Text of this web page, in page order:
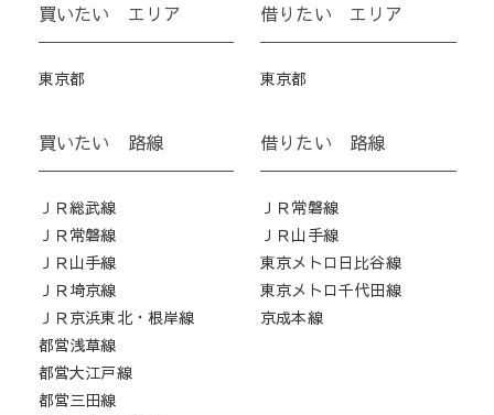
買いたい エリア
東京都
買いたい 路線
ＪＲ総武線
ＪＲ常磐線
ＪＲ山手線
ＪＲ埼京線
ＪＲ京浜東北・根岸線
都営浅草線
都営大江戸線
都営三田線
借りたい エリア
東京都
借りたい 路線
ＪＲ常磐線
ＪＲ山手線
東京メトロ日比谷線
東京メトロ千代田線
京成本線